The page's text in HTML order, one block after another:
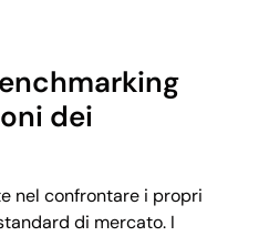
dei
nel confrontare i propri
di mercato. I